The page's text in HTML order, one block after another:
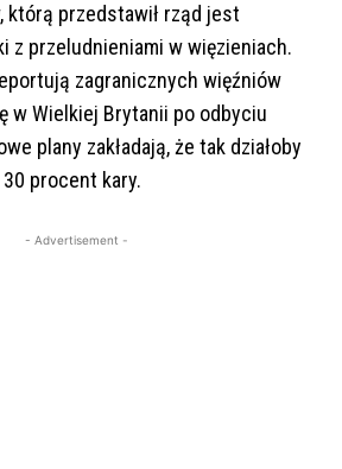
którą przedstawił rząd jest
z przeludnieniami w więzieniach.
zagranicznych więźniów
w Wielkiej Brytanii po odbyciu
plany zakładają, że tak działoby
procent kary.
- Advertisement -